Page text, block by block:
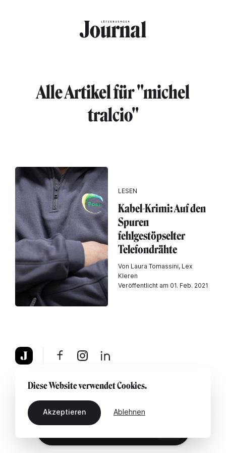
Alle Artikel für "michel
tralcio"
LESEN
Kabel-Krimi: Auf den
Spuren
fehlgestöpselter
Telefondrähte
Von Laura Tomassini, Lex
Kleren
Veröffentlicht am 01. Feb. 2021
Über uns Rechtshinweis Kontaktiere uns
Diese Website verwendet Cookies.
Akzeptieren Ablehnen